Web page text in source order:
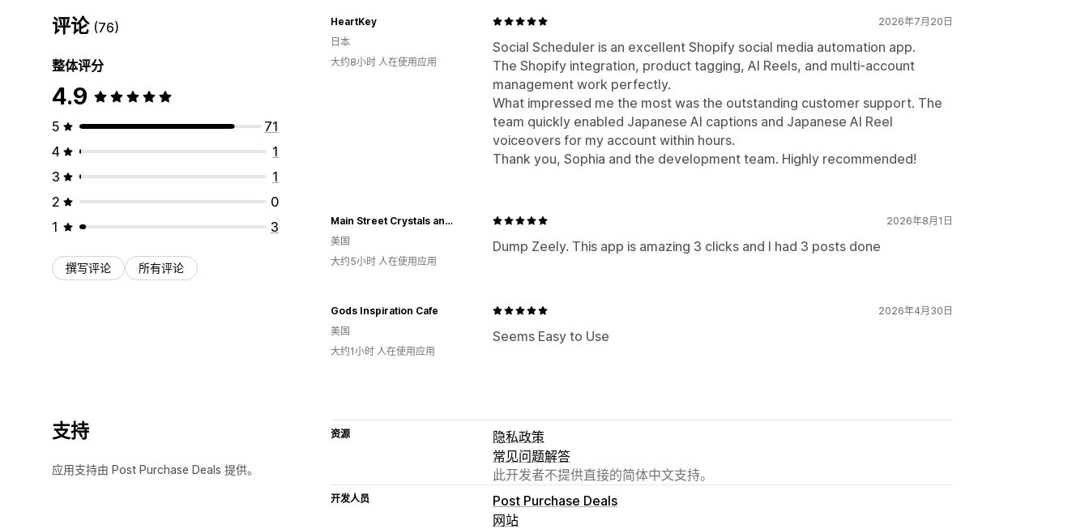
评论 (76)
整体评分
4.9
5
71
4
1
3
1
2
0
1
3
撰写评论 所有评论
2026年7月20日
Social Scheduler is an excellent Shopify social media automation app.
The Shopify integration, product tagging, AI Reels, and multi-account
management work perfectly.
What impressed me the most was the outstanding customer support. The
team quickly enabled Japanese AI captions and Japanese AI Reel
voiceovers for my account within hours.
Thank you, Sophia and the development team. Highly recommended!
HeartKey
日本
大约8小时 人在使用应用
2026年8月1日
Dump Zeely. This app is amazing 3 clicks and I had 3 posts done
Main Street Crystals and Minerals
美国
大约5小时 人在使用应用
2026年4月30日
Seems Easy to Use
Gods Inspiration Cafe
美国
大约1小时 人在使用应用
支持
应用支持由 Post Purchase Deals 提供。
资源
隐私政策
常见问题解答
此开发者不提供直接的简体中文支持。
开发人员
Post Purchase Deals
网站